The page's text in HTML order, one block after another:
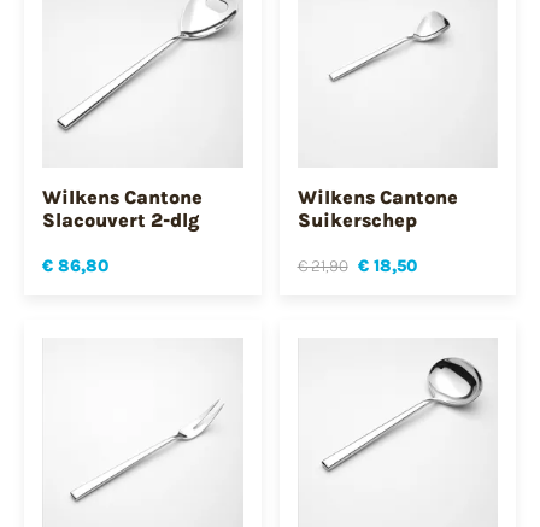
Wilkens Cantone
Slacouvert 2-dlg
€ 86,80
Wilkens Cantone
Suikerschep
€ 21,90 € 18,50